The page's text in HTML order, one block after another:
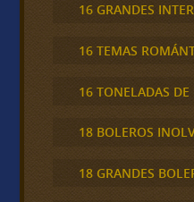
16 GRANDES
16 TEMAS
16 TONELADAS DE
18 BOLEROS
18 GRANDES